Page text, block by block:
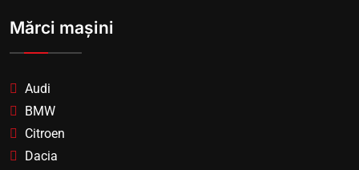
Mărci mașini
Audi
BMW
Citroen
Dacia